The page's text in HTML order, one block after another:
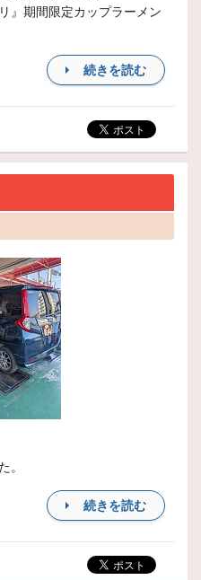
』期間限定カップラーメン
続きを読む
。
続きを読む